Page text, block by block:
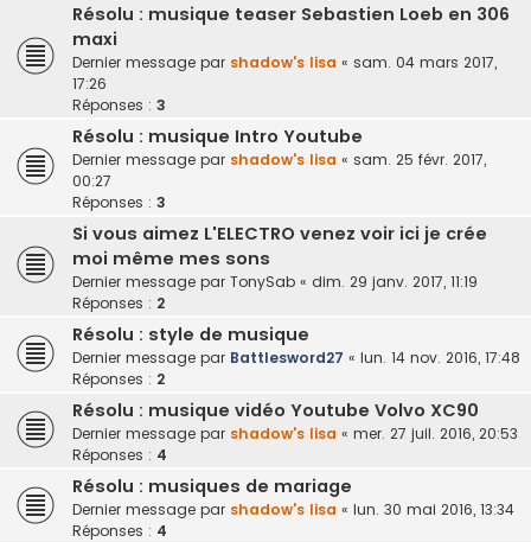
Résolu : musique teaser Sebastien Loeb en 306
maxi
Dernier message par shadow's lisa « sam. 04 mars 2017,
17:26
Réponses : 3
Résolu : musique Intro Youtube
Dernier message par shadow's lisa « sam. 25 févr. 2017,
00:27
Réponses : 3
Si vous aimez L'ELECTRO venez voir ici je crée
moi même mes sons
Dernier message par TonySab « dim. 29 janv. 2017, 11:19
Réponses : 2
Résolu : style de musique
Dernier message par Battlesword27 « lun. 14 nov. 2016, 17:48
Réponses : 2
Résolu : musique vidéo Youtube Volvo XC90
Dernier message par shadow's lisa « mer. 27 juil. 2016, 20:53
Réponses : 4
Résolu : musiques de mariage
Dernier message par shadow's lisa « lun. 30 mai 2016, 13:34
Réponses : 4